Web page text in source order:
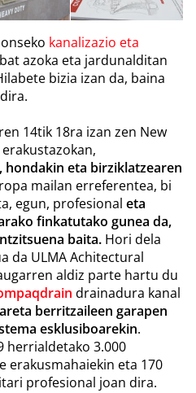
kanalizazio eta
azoka eta jardunalditan
bizia izan da, baina
14tik 18ra izan zen New
hondakin eta birziklatzearen
mailan erreferentea, bi
egun, profesional eta
finkatutako gunea da,
baita. Hori dela
da ULMA Achitectural
aldiz parte hartu du
drainadura kanal
berritzaileen garapen
esklusiboarekin.
herrialdetako 3.000
erakusmahaiekin eta 170
profesional joan dira.